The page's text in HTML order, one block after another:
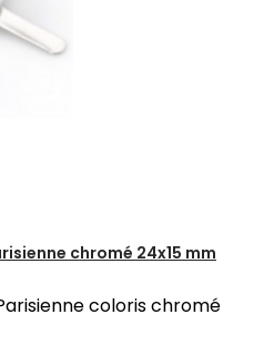
chromé 24x15 mm
coloris chromé